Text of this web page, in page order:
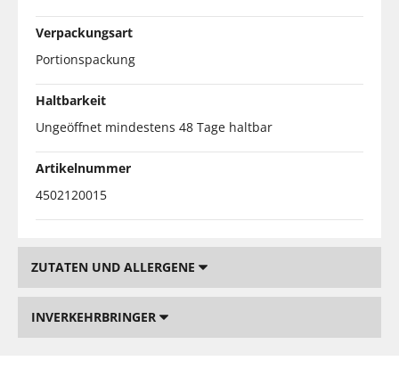
Verpackungsart
Portionspackung
Haltbarkeit
Ungeöffnet mindestens 48 Tage haltbar
Artikelnummer
4502120015
ZUTATEN UND ALLERGENE
INVERKEHRBRINGER